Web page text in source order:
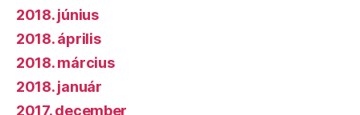
2018. június
2018. április
2018. március
2018. január
2017. december